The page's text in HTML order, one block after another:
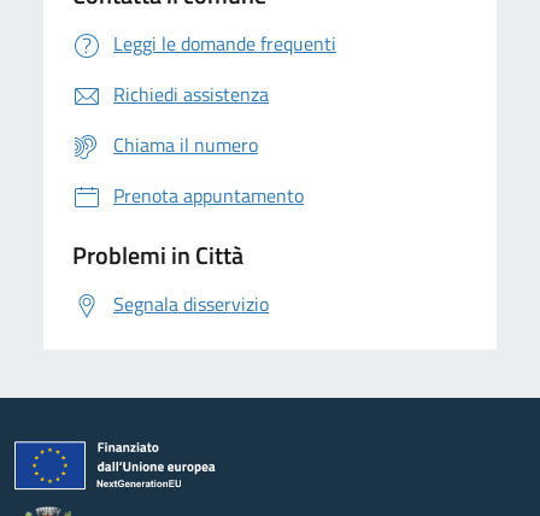
Leggi le domande frequenti
Richiedi assistenza
Chiama il numero
Prenota appuntamento
Problemi in Città
Segnala disservizio